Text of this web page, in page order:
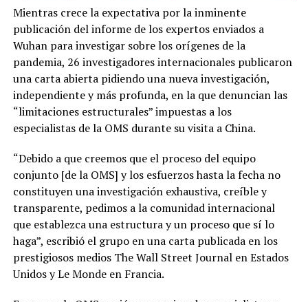
Mientras crece la expectativa por la inminente
publicación del informe de los expertos enviados a
Wuhan para investigar sobre los orígenes de la
pandemia, 26 investigadores internacionales publicaron
una carta abierta pidiendo una nueva investigación,
independiente y más profunda, en la que denuncian las
“limitaciones estructurales” impuestas a los
especialistas de la OMS durante su visita a China.
“Debido a que creemos que el proceso del equipo
conjunto [de la OMS] y los esfuerzos hasta la fecha no
constituyen una investigación exhaustiva, creíble y
transparente, pedimos a la comunidad internacional
que establezca una estructura y un proceso que sí lo
haga”, escribió el grupo en una carta publicada en los
prestigiosos medios The Wall Street Journal en Estados
Unidos y Le Monde en Francia.